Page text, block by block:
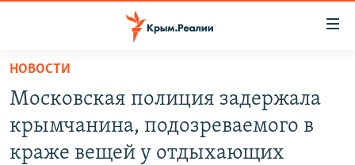
Вернуться
основному
содержанию
Вернутся
ВОДА
НОВОСТИ
Московская полиция задержала
крымчанина, подозреваемого в
краже вещей у отдыхающих